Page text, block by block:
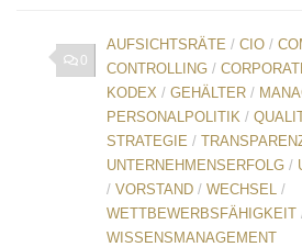
0
AUFSICHTSRÄTE / CIO /
CONTROLLING /
KODEX / GEHÄLTER /
PERSONALPOLITIK /
STRATEGIE /
UNTERNEHMENSERFOLG /
/ VORSTAND / WECHSEL /
WETTBEWERBSFÄHIGKEIT
WISSENSMANAGEMENT